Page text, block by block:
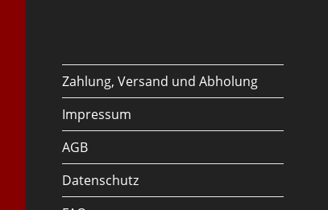
Zahlung, Versand und Abholung
Impressum
AGB
Datenschutz